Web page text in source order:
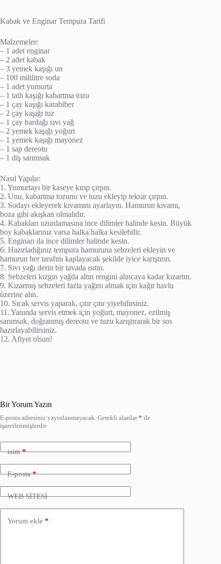
Kabak ve Enginar Tempura Tarifi
Malzemeler:
– 1 adet enginar
– 2 adet kabak
– 3 yemek kaşığı un
– 100 mililitre soda
– 1 adet yumurta
– 1 tatlı kaşığı kabartma tozu
– 1 çay kaşığı karabiber
– 2 çay kaşığı tuz
– 1 çay bardağı sıvı yağ
– 2 yemek kaşığı yoğurt
– 1 yemek kaşığı mayonez
– 1 sap dereotu
– 1 diş sarımsak
Nasıl Yapılır:
1. Yumurtayı bir kaseye kırıp çırpın.
2. Unu, kabartma tozunu ve tuzu ekleyip tekrar çırpın.
3. Sodayı ekleyerek kıvamını ayarlayın. Hamurun kıvamı,
boza gibi akışkan olmalıdır.
4. Kabakları uzunlamasına ince dilimler halinde kesin. Büyük
boy kabaklarınız varsa halka halka kesilebilir.
5. Enginarı da ince dilimler halinde kesin.
6. Hazırladığınız tempura hamuruna sebzeleri ekleyin ve
hamurun her tarafını kaplayacak şekilde iyice karıştırın.
7. Sıvı yağı derin bir tavada ısıtın.
8. Sebzeleri kızgın yağda altın rengini alıncaya kadar kızartın.
9. Kızarmış sebzeleri fazla yağını almak için kağıt havlu
üzerine alın.
10. Sıcak servis yaparak, çıtır çıtır yiyebilirsiniz.
11. Yanında servis etmek için yoğurt, mayonez, ezilmiş
sarımsak, doğranmış dereotu ve tuzu karıştırarak bir sos
hazırlayabilirsiniz.
12. Afiyet olsun!
Bir Yorum Yazın
E-posta adresiniz yayınlanmayacak. Gerekli alanlar* ile
işaretlenmişlerdir
isim*
E-posta*
WEB SİTESİ
Yorum ekle *